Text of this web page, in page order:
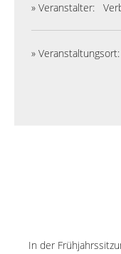
» Veranstalter:
» Veranstaltungsort:
In der